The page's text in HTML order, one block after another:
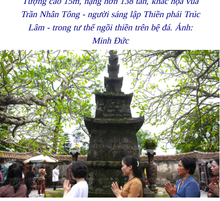
Trần Nhân Tông - người sáng lập Thiền phái Trúc
Lâm - trong tư thế ngồi thiền trên bệ đá. Ảnh:
Minh Đức